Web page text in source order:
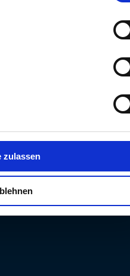
Partnern gemeldet und haben
Weitere Informationen
zulassen
wählen